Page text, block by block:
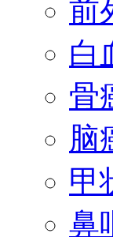
前
白
骨
脑
甲
鼻